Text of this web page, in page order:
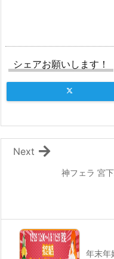
シェアお願いします！
神フェラ 宮
Next
年末年